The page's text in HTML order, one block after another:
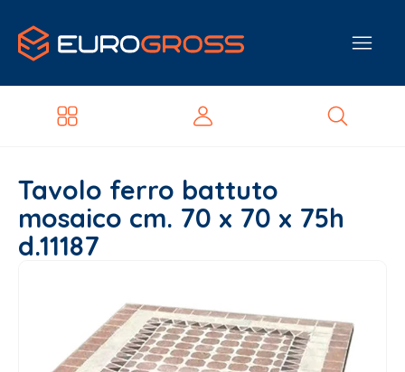
Tavolo ferro battuto
mosaico cm. 70 x 70 x 75h
d.11187